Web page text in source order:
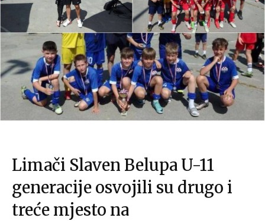
Limači Slaven Belupa U-11
generacije osvojili su drugo i
treće mjesto na